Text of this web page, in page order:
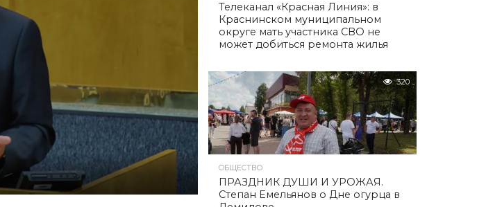
Телеканал «Красная Линия»: в
Краснинском муниципальном
округе мать участника СВО не
может добиться ремонта жилья
320
ОБЩЕСТВО
ПРАЗДНИК ДУШИ И УРОЖАЯ.
Степан Емельянов о Дне огурца в